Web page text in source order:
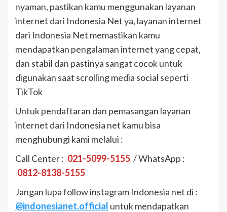
nyaman, pastikan kamu menggunakan layanan
internet dari Indonesia Net ya, layanan internet
dari Indonesia Net memastikan kamu
mendapatkan pengalaman internet yang cepat,
dan stabil dan pastinya sangat cocok untuk
digunakan saat scrolling media social seperti
TikTok
Untuk pendaftaran dan pemasangan layanan
internet dari Indonesia net kamu bisa
menghubungi kami melalui :
Call Center : 021-5099-5155 / WhatsApp :
0812-8138-5155
Jangan lupa follow instagram Indonesia net di :
@indonesianet.official untuk mendapatkan